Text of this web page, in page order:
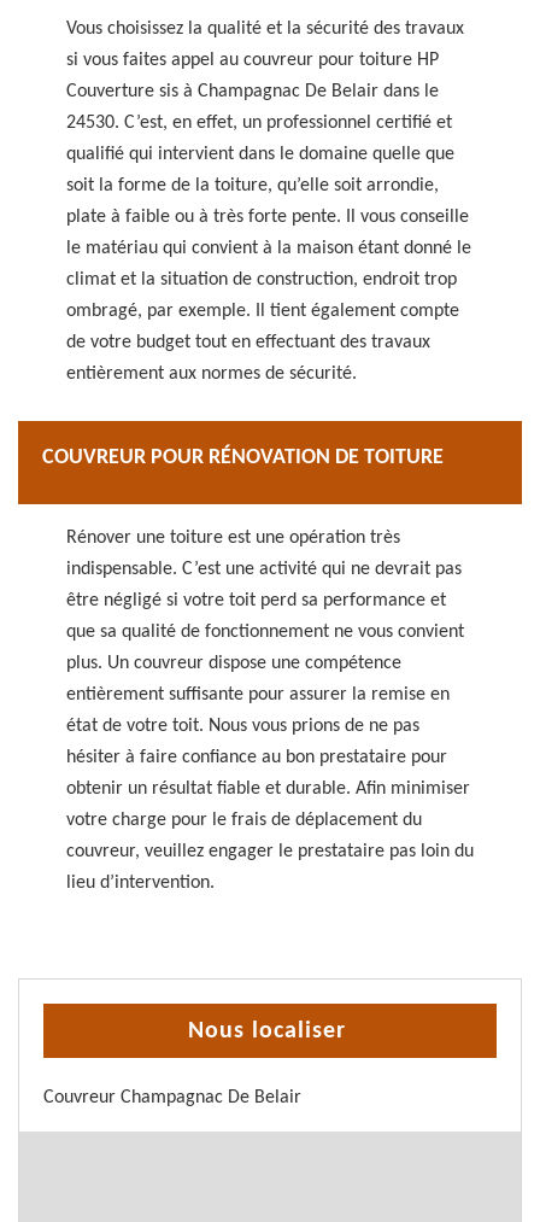
Vous choisissez la qualité et la sécurité des travaux
si vous faites appel au couvreur pour toiture HP
Couverture sis à Champagnac De Belair dans le
24530. C’est, en effet, un professionnel certifié et
qualifié qui intervient dans le domaine quelle que
soit la forme de la toiture, qu’elle soit arrondie,
plate à faible ou à très forte pente. Il vous conseille
le matériau qui convient à la maison étant donné le
climat et la situation de construction, endroit trop
ombragé, par exemple. Il tient également compte
de votre budget tout en effectuant des travaux
entièrement aux normes de sécurité.
COUVREUR POUR RÉNOVATION DE TOITURE
Rénover une toiture est une opération très
indispensable. C’est une activité qui ne devrait pas
être négligé si votre toit perd sa performance et
que sa qualité de fonctionnement ne vous convient
plus. Un couvreur dispose une compétence
entièrement suffisante pour assurer la remise en
état de votre toit. Nous vous prions de ne pas
hésiter à faire confiance au bon prestataire pour
obtenir un résultat fiable et durable. Afin minimiser
votre charge pour le frais de déplacement du
couvreur, veuillez engager le prestataire pas loin du
lieu d’intervention.
Nous localiser
Couvreur Champagnac De Belair